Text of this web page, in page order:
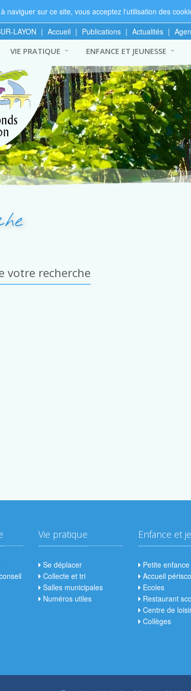
naviguer sur ce site, vous acceptez l'utilisation des
LAYON | Accueil | Publications | Actualités |
VIE PRATIQUE ENFANCE ET JEUNESSE
votre recherche
Vie pratique
Se déplacer
Collecte et tri
Salles municipales
Numéros utiles
Enfance et
Petite enfance
Accueil
Ecoles
Restaurant
Centre de
Collèges